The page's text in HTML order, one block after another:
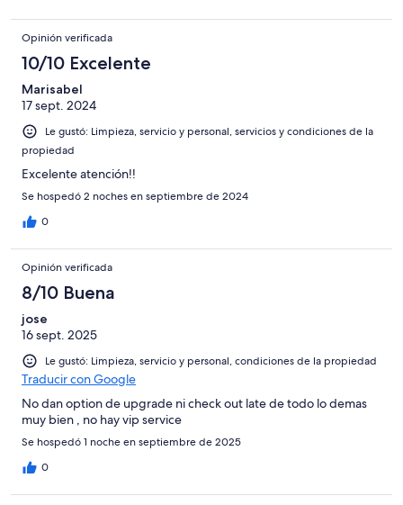
Opinión verificada
10/10 Excelente
Marisabel
17 sept. 2024
Le gustó: Limpieza, servicio y personal, servicios y condiciones de la
propiedad
Excelente atención!!
Se hospedó 2 noches en septiembre de 2024
0
Opinión verificada
8/10 Buena
jose
16 sept. 2025
Le gustó: Limpieza, servicio y personal, condiciones de la propiedad
Traducir con Google
No dan option de upgrade ni check out late de todo lo demas
muy bien , no hay vip service
Se hospedó 1 noche en septiembre de 2025
0